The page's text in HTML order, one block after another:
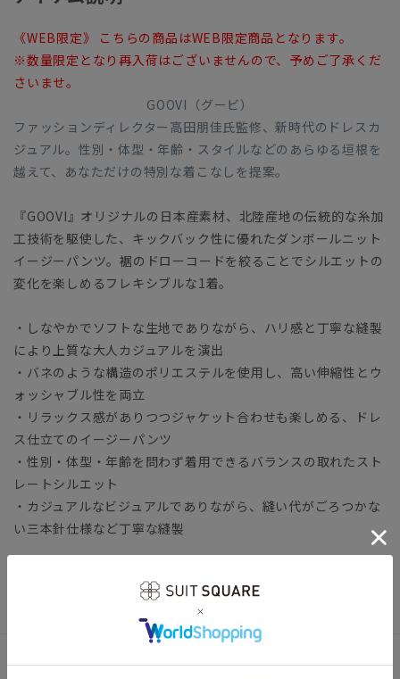
《WEB限定》 こちらの商品はWEB限定商品となります。
※数量限定となり再入荷はございませんので、予めご了承くだ
さいませ。
GOOVI（グービ）
ファッションディレクター高田朋佳氏監修、新時代のドレスカ
ジュアル。性別・体型・年齢・スタイルなどのあらゆる垣根を
越えて、あなただけの特別な着こなしを提案。
『GOOVI』オリジナルの日本産素材、北陸産地の伝統的な糸加
工技術を駆使した、キックバック性に優れたダンボールニット
イージーパンツ。裾のドローコードを絞ることでシルエットの
変化を楽しめるフレキシブルな1着。
・しなやかでソフトな生地でありながら、ハリ感と丁寧な縫製
により上質な大人カジュアルを演出
・バネのような構造のポリエステルを使用し、高い伸縮性とウ
ォッシャブル性を両立
・リラックス感がありつつジャケット合わせも楽しめる、ドレ
ス仕立てのイージーパンツ
・性別・体型・年齢を問わず着用できるバランスの取れたスト
レートシルエット
・カジュアルなビジュアルでありながら、縫い代がごろつかな
い三本針仕様など丁寧な縫製
ル スラックス ユニセックス オールシーズン
アイテム詳細